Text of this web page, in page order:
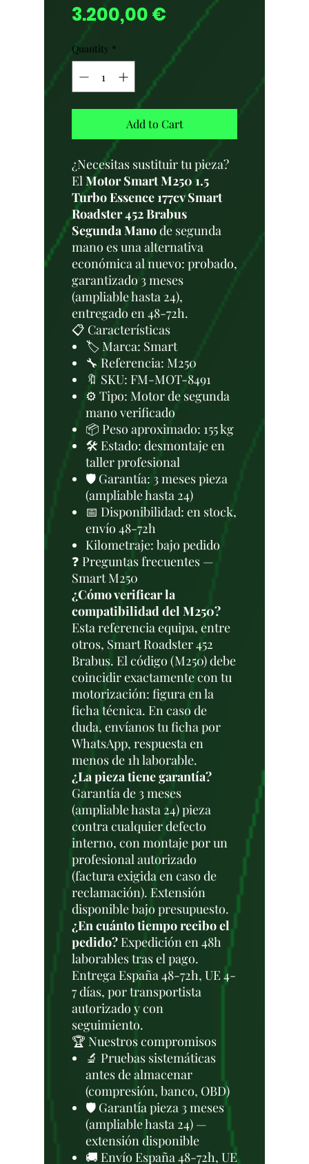
3.200,00 € Price
Quantity *
Add to Cart
¿Necesitas sustituir tu pieza?
ElMotor Smart M250 1.5
Turbo Essence 177cv Smart
Roadster 452 Brabus
Segunda Manode segunda
mano es una alternativa
económica al nuevo: probado,
garantizado 3 meses
(ampliable hasta 24),
entregado en 48-72h.
📋 Características
🏷️ Marca: Smart
🔧 Referencia: M250
🔖 SKU: FM-MOT-8491
⚙️ Tipo: Motor de segunda
mano verificado
📦 Peso aproximado: 155 kg
🛠 Estado: desmontaje en
taller profesional
🛡️ Garantía: 3 meses pieza
(ampliable hasta 24)
📅 Disponibilidad: en stock,
envío 48-72h
Kilometraje: bajo pedido
❓ Preguntas frecuentes —
Smart M250
¿Cómo verificar la
compatibilidad del M250?
Esta referencia equipa, entre
otros, Smart Roadster 452
Brabus. El código (M250) debe
coincidir exactamente con tu
motorización: figura en la
ficha técnica. En caso de
duda, envíanos tu ficha por
WhatsApp, respuesta en
menos de 1h laborable.
¿La pieza tiene garantía?
Garantía de 3 meses
(ampliable hasta 24) pieza
contra cualquier defecto
interno, con montaje por un
profesional autorizado
(factura exigida en caso de
reclamación). Extensión
disponible bajo presupuesto.
¿En cuánto tiempo recibo el
pedido? Expedición en 48h
laborables tras el pago.
Entrega España 48-72h, UE 4-
7 días, por transportista
autorizado y con
seguimiento.
🏆 Nuestros compromisos
🔬 Pruebas sistemáticas
antes de almacenar
(compresión, banco, OBD)
🛡️ Garantía pieza 3 meses
(ampliable hasta 24) —
extensión disponible
🚚 Envío España 48-72h, UE